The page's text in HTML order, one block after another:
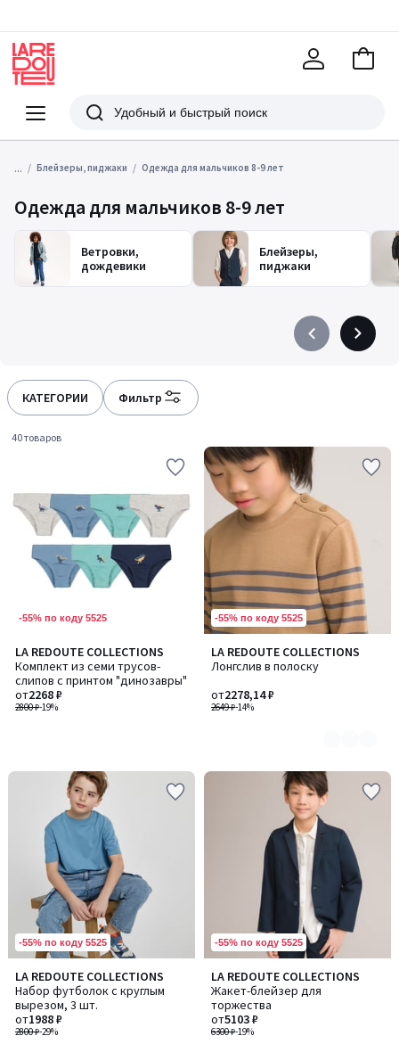
Меню
Redoute
Поиск
В
... Блейзеры, пиджаки Одежда для мальчиков 8-9 лет
Одежда для мальчиков 8-9 лет
Ветровки,
дождевики
Блейзеры,
пиджаки
PrécédentSuivant
КАТЕГОРИИ Фильтр
40 товаров
-55% по коду 5525
LA REDOUTE COLLECTIONS
Комплект из семи трусов-
слипов с принтом "динозавры"
2800 ₽-19%
от2268 ₽
-55% по коду 5525
LA REDOUTE COLLECTIONS
Лонгслив в полоску
2649 ₽-14%
от2278,14 ₽
Количество
цветов:
-55% по коду 5525
LA REDOUTE COLLECTIONS
Набор футболок с круглым
вырезом, 3 шт.
2800 ₽-29%
от1988 ₽
4,8
/ 5
-55% по коду 5525
LA REDOUTE COLLECTIONS
Жакет-блейзер для
торжества
6300 ₽-19%
от5103 ₽